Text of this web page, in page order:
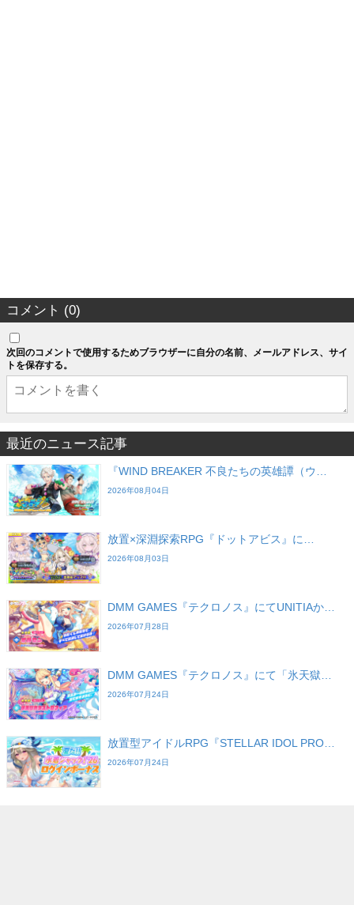
コメント (0)
次回のコメントで使用するためブラウザーに自分の名前、メールアドレス、サイ
トを保存する。
最近のニュース記事
『WIND BREAKER 不良たちの英雄譚（ウ…
2026年08月04日
放置×深淵探索RPG『ドットアビス』に…
2026年08月03日
DMM GAMES『テクロノス』にてUNITIAか…
2026年07月28日
DMM GAMES『テクロノス』にて「氷天獄…
2026年07月24日
放置型アイドルRPG『STELLAR IDOL PRO…
2026年07月24日